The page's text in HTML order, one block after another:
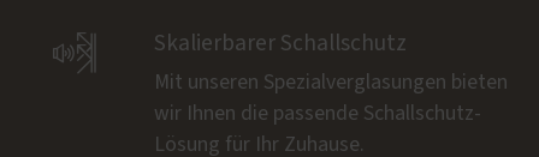
 Skalierbarer Schallschutz
Mit unseren Spezialverglasungen bieten
wir Ihnen die passende Schallschutz-
Lösung für Ihr Zuhause.